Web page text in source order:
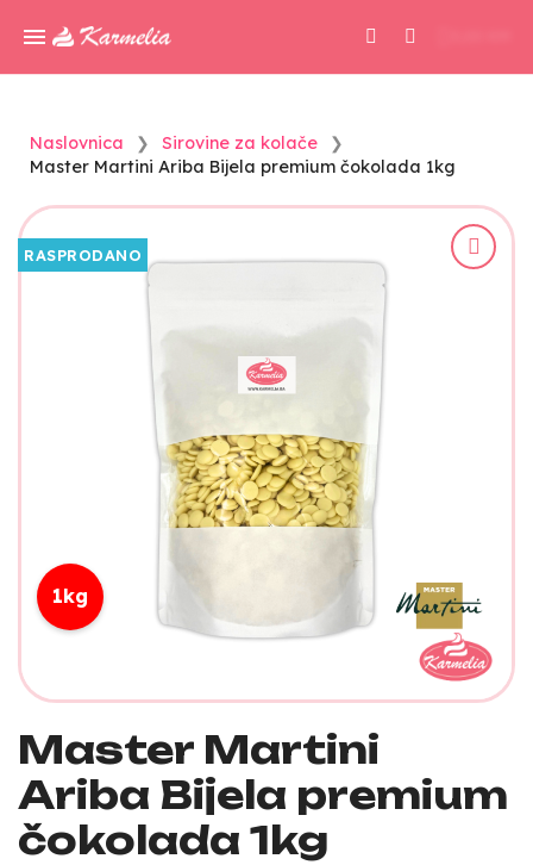
Naslovnica
Sirovine za kolače
Master Martini Ariba Bijela premium čokolada 1kg
1kg
RASPRODANO
Master Martini
Ariba Bijela premium
čokolada 1kg